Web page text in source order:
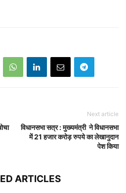
Next article
विधानसभा सत्र : मुख्‍यमंत्री ने विधानसभा
में 21 हजार करोड़ रुपये का लेखानुदान
पेश किया
ARTICLES